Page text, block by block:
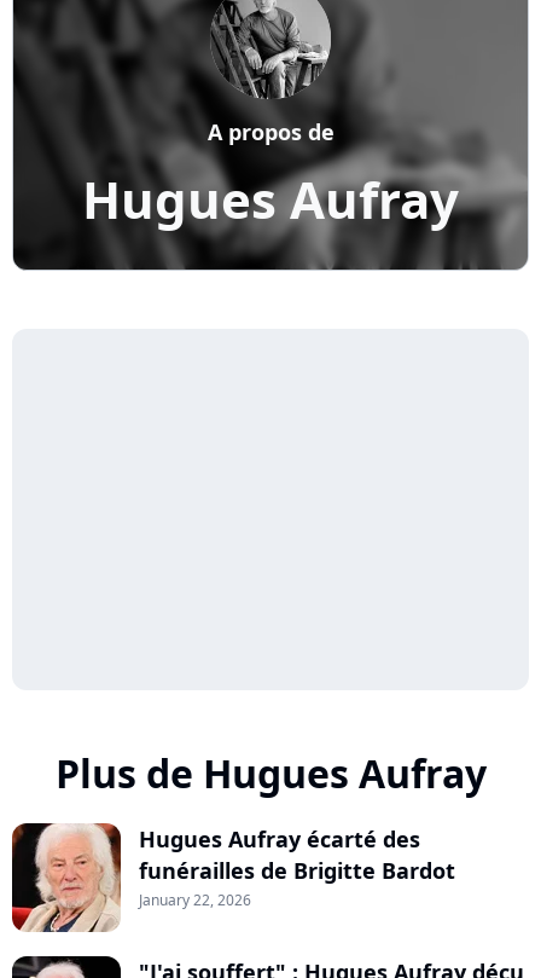
Hugues Aufray
A propos de
Plus de Hugues Aufray
Hugues Aufray écarté des
funérailles de Brigitte Bardot
January 22, 2026
"J'ai souffert" : Hugues Aufray déçu